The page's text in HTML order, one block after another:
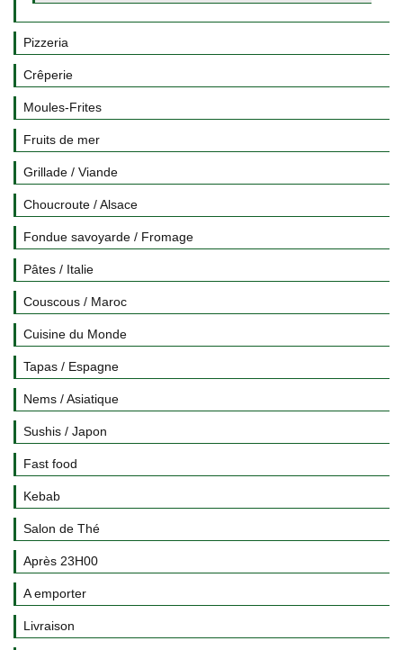
Pizzeria
Crêperie
Moules-Frites
Fruits de mer
Grillade / Viande
Choucroute / Alsace
Fondue savoyarde / Fromage
Pâtes / Italie
Couscous / Maroc
Cuisine du Monde
Tapas / Espagne
Nems / Asiatique
Sushis / Japon
Fast food
Kebab
Salon de Thé
Après 23H00
A emporter
Livraison